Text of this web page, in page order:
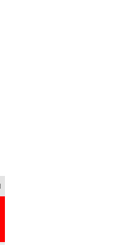
VIERNES 7 DE AGOSTO